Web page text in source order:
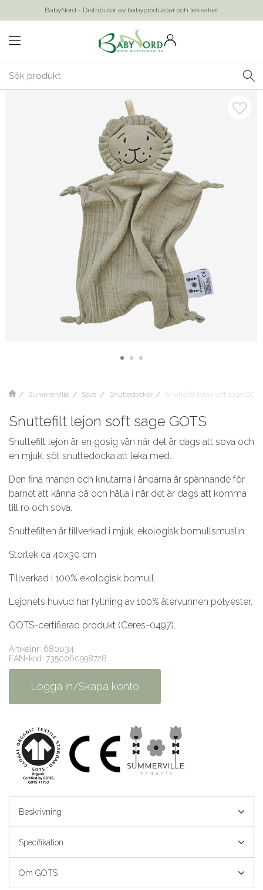
BabyNord - Distributör av babyprodukter och leksaker
Summerville Sova Snuttedockor Snuttefilt lejon soft sage GOTS
Snuttefilt lejon soft sage GOTS
Snuttefilt lejon är en gosig vän när det är dags att sova och
en mjuk, söt snuttedocka att leka med.
Den fina manen och knutarna i ändarna är spännande för
barnet att känna på och hålla i när det är dags att komma
till ro och sova.
Snuttefilten är tillverkad i mjuk, ekologisk bomullsmuslin.
Storlek ca 40x30 cm
Tillverkad i 100% ekologisk bomull.
Lejonets huvud har fyllning av 100% återvunnen polyester.
GOTS-certifierad produkt (Ceres-0497).
Artikelnr: 680034
EAN-kod: 7350060998728
Logga in/Skapa konto
Beskrivning
Specifikation
Om GOTS